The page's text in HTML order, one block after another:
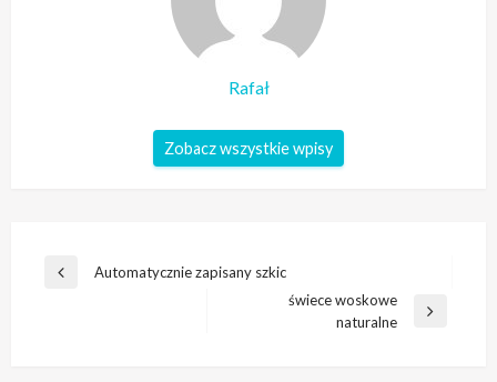
Rafał
Zobacz wszystkie wpisy
Nawigacja
Poprzedni
Automatycznie zapisany szkic
świece woskowe
naturalne